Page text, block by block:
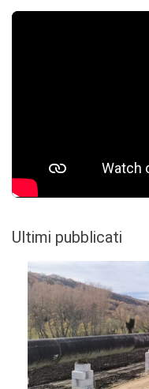
Ultimi pubblicati